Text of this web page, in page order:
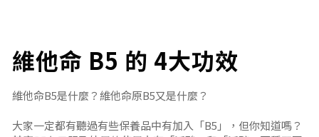
實人體的腸道裡住滿大量微生物，包括細菌，而當中有部份是
有害菌。醫學實驗證實，如果腸道中的有害菌長期過多，就會
統失衡、腸胃發炎等問題。而益生菌就正好能有效抑制有
維他命 B5 的 4大功效
維他命B5是什麼？維他命原B5又是什麼？
大家一定都有聽過有些保養品中有加入「B5」，但你知道嗎？